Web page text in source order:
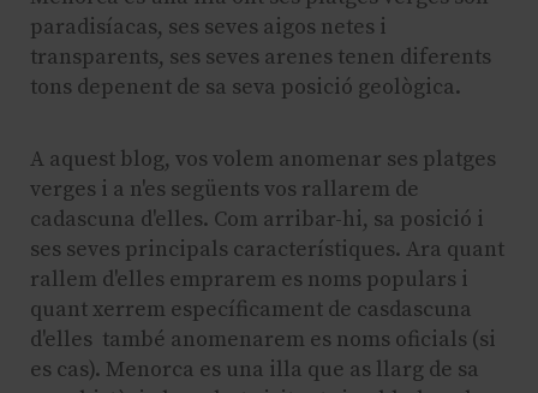
paradisíacas, ses seves aigos netes i
transparents, ses seves arenes tenen diferents
tons depenent de sa seva posició geològica.
A aquest blog, vos volem anomenar ses platges
verges i a n'es següents vos rallarem de
cadascuna d'elles. Com arribar-hi, sa posició i
ses seves principals característiques. Ara quant
rallem d'elles emprarem es noms populars i
quant xerrem específicament de casdascuna
d'elles també anomenarem es noms oficials (si
es cas). Menorca es una illa que as llarg de sa